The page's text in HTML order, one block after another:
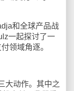
和全球产品战
一起探讨了一
领域角逐。
动作。其中之